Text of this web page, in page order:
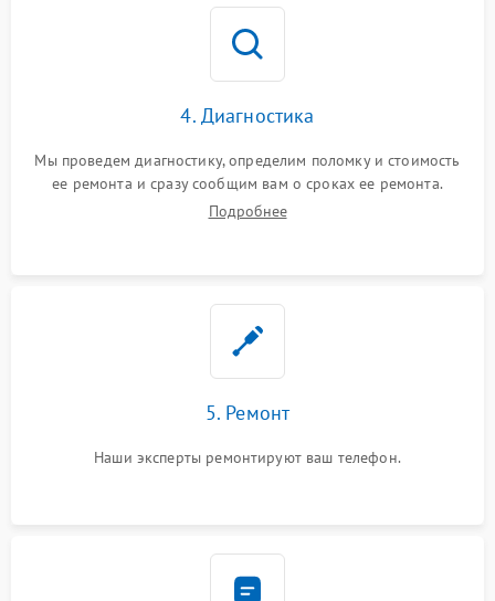
4. Диагностика
Мы проведем диагностику, определим поломку и стоимость
ее ремонта и сразу сообщим вам о сроках ее ремонта.
Подробнее
5. Ремонт
Наши эксперты ремонтируют ваш телефон.